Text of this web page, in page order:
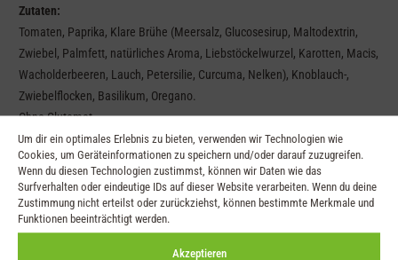
Um dir ein optimales Erlebnis zu bieten, verwenden wir Technologien wie
Cookies, um Geräteinformationen zu speichern und/oder darauf zuzugreifen.
Wenn du diesen Technologien zustimmst, können wir Daten wie das
Surfverhalten oder eindeutige IDs auf dieser Website verarbeiten. Wenn du deine
Zustimmung nicht erteilst oder zurückziehst, können bestimmte Merkmale und
Funktionen beeinträchtigt werden.
Akzeptieren
Zutaten:
Tomaten, Paprika, Klare Brühe (Meersalz, Glucosesirup, Maltodextrin,
Zwiebel, Palmfett, natürliches Aroma, Liebstöckelwurzel, Karotten, Macis,
Wacholderbeeren, Lauch, Petersilie, Curcuma, Nelken), Knoblauch-,
Zwiebelflocken, Basilikum, Oregano.
Ohne Glutamat.
Ähnliche Produkte